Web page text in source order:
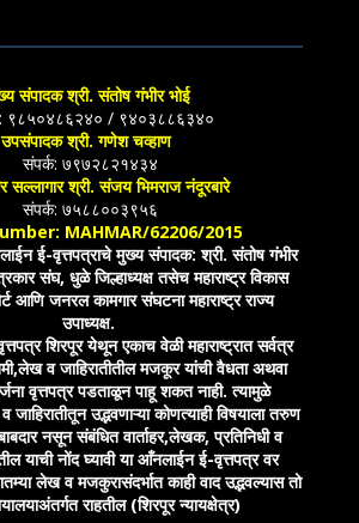
संपादक श्री. संतोष गंभीर भोई
९८५०४८६२४० / ९४०३८८६३४०
उपसंपादक श्री. गणेश चव्हाण
संपर्क: ७९७२८२१४३४
सल्लागार श्री. संजय भिमराज नंदूरबारे
संपर्क: ७५८८००३९५६
MAHMAR/62206/2015
ई-वृत्तपत्राचे मुख्य संपादक: श्री. संतोष गंभीर
संघ, धुळे जिल्हाध्यक्ष तसेच महाराष्ट्र विकास
आणि जनरल कामगार संघटना महाराष्ट्र राज्य
उपाध्यक्ष.
शिरपूर येथून एकाच वेळी महाराष्ट्रात सर्वत्र
व जाहिरातीतील मजकूर यांची वैधता अथवा
वृत्तपत्र पडताळून पाहू शकत नाही. त्यामुळे
उद्भवणाऱ्या कोणत्याही विषयाला तरुण
नसून संबंधित वार्ताहर,लेखक, प्रतिनिधी व
याची नोंद घ्यावी या आँनलाईन ई-वृत्तपत्र वर
लेख व मजकुरासंदर्भात काही वाद उद्भवल्यास तो
राहतील (शिरपूर न्यायक्षेत्र)